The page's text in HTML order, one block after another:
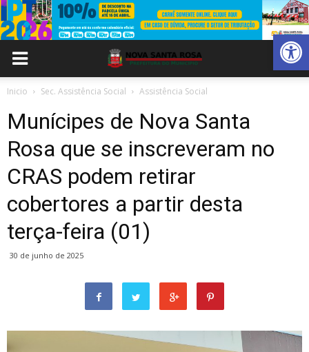
Abrir
Inicio Sec. Assistência Social Assistência Social
Munícipes de Nova Santa
Rosa que se inscreveram no
CRAS podem retirar
cobertores a partir desta
terça-feira (01)
30 de junho de 2025